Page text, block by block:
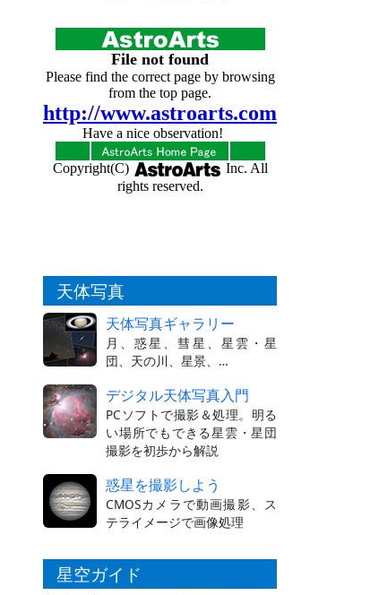
天体写真
天体写真ギャラリー
月、惑星、彗星、星雲・星
団、天の川、星景、…
デジタル天体写真入門
PCソフトで撮影＆処理。明る
い場所でもできる星雲・星団
撮影を初歩から解説
惑星を撮影しよう
CMOSカメラで動画撮影、ス
テライメージで画像処理
星空ガイド